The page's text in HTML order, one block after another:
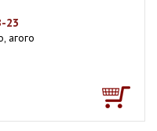
23
агого